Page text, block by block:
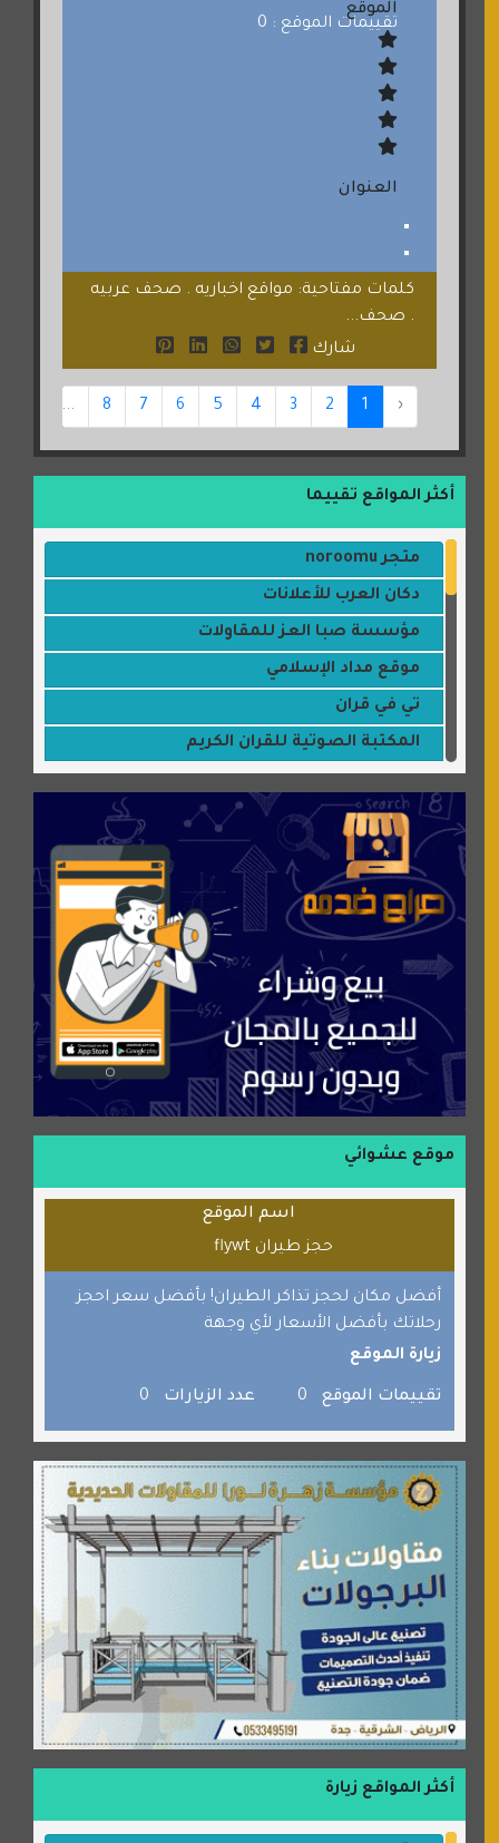
تقييمات الموقع : 0
الموقع
العنوان
كلمات مفتاحية: مواقع اخباريه . صحف عربيه
. صحف...
شارك
‹
1
2
3
4
5
6
7
8
...
أكثر المواقع تقييما
متجر noroomu
دكان العرب للأعلانات
مؤسسة صبا العز للمقاولات
موقع مداد الإسلامي
تي في قران
المكتبة الصوتية للقران الكريم
موقع سيارات عربية
عالم كوكي
سورة قران
شركة إعمار الرياض للخدمات المنزلية
شبكة رأيي
موسوعة نور الرحمن
منتدى جيوش الهكرز
بلو باص
موقع حراج خدمة
الطبي
قراننا
القران للجميع
برامج كمبيوتر
جائزة دبي الدولية للقران الكريم
صفنة دوت كوم
الألسن لخدمات الترجمة المعتمدة
موقع عشوائي
اسم الموقع
حجز طيران flywt
أفضل مكان لحجز تذاكر الطيران! بأفضل سعر احجز
رحلاتك بأفضل الأسعار لأي وجهة
زيارة الموقع
تقييمات الموقع 0 عدد الزيارات 0
أكثر المواقع زيارة